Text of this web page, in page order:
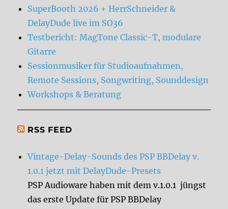
SuperBooth 2026 + HerrSchneider &
DelayDude live im SO36
Testbericht: MagTone Classic-T, modulare
Gitarre
Sessionmusiker für Studioaufnahmen,
Remote Sessions, Songwriting, Sounddesign
Workshops & Beratung
RSS FEED
Vintage-Delay-Sounds des PSP BBDelay v.
1.0.1 jetzt mit DelayDude-Presets
PSP Audioware haben mit dem v.1.0.1 jüngst
das erste Update für PSP BBDelay